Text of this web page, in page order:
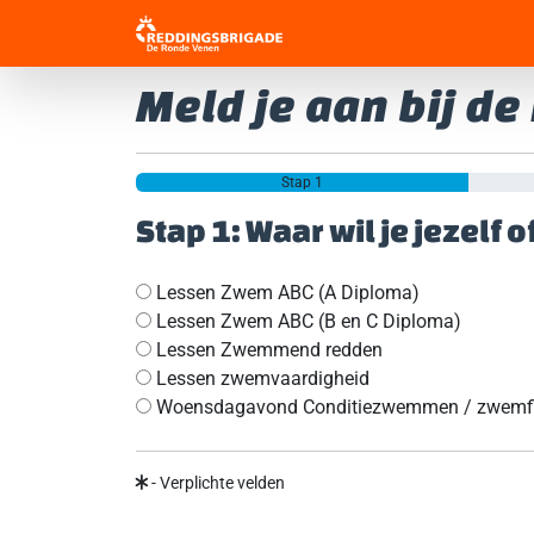
Meld je aan bij de
Stap 1
Stap 1: Waar wil je jezelf
Lessen Zwem ABC (A Diploma)
Lessen Zwem ABC (B en C Diploma)
Lessen Zwemmend redden
Lessen zwemvaardigheid
Woensdagavond Conditiezwemmen /
- Verplichte velden